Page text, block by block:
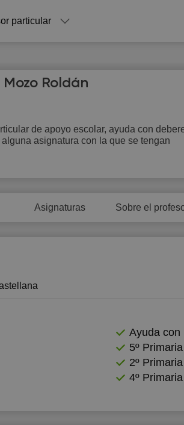
particular
Roldán
de apoyo escolar, ayuda con
alguna asignatura con la que se tengan
Asignaturas Sobre el
Ayuda con
5º Primaria
2º Primaria
4º Primaria